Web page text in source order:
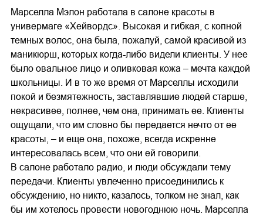
Марселла Мэлон работала в салоне красоты в
универмаге «Хейвордс». Высокая и гибкая, с копной
темных волос, она была, пожалуй, самой красивой из
маникюрш, которых когда-либо видели клиенты. У нее
было овальное лицо и оливковая кожа – мечта каждой
школьницы. И в то же время от Марселлы исходили
покой и безмятежность, заставлявшие людей старше,
некрасивее, полнее, чем она, принимать ее. Клиенты
ощущали, что им словно бы передается нечто от ее
красоты, – и еще она, похоже, всегда искренне
интересовалась всем, что они ей говорили.
В салоне работало радио, и люди обсуждали тему
передачи. Клиенты увлеченно присоединились к
обсуждению, но никто, казалось, толком не знал, как
бы им хотелось провести новогоднюю ночь. Марселла